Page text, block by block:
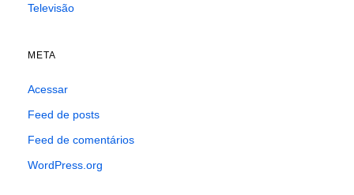
Televisão
META
Acessar
Feed de posts
Feed de comentários
WordPress.org